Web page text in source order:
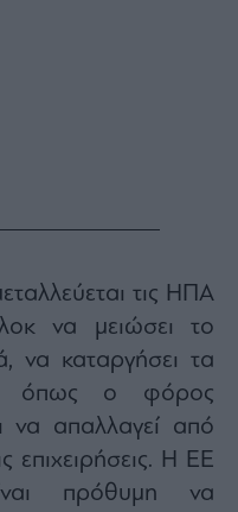
τις ΗΠΑ
να μειώσει το
να καταργήσει τα
όπως ο φόρος
να απαλλαγεί από
επιχειρήσεις. Η ΕΕ
πρόθυμη να